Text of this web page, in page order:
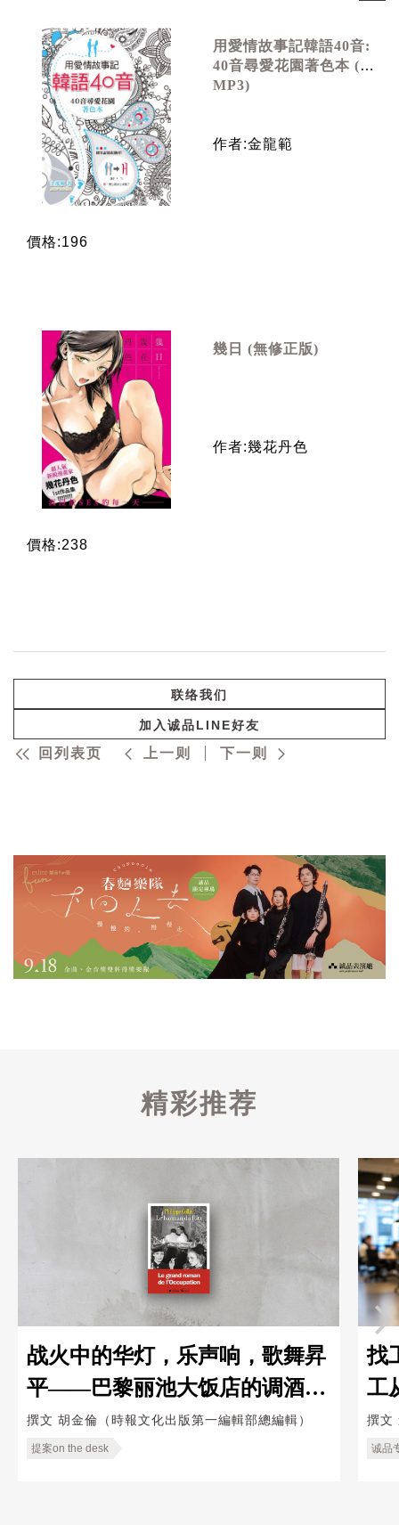
用愛情故事記韓語40音:
40音尋愛花園著色本 (附
MP3)
作者:金龍範
價格:196
幾日 (無修正版)
作者:幾花丹色
價格:238
联络我们
加入诚品LINE好友
回列表页 上一则 下一则
精彩推荐
战火中的华灯，乐声响，歌舞昇
平——巴黎丽池大饭店的调酒师
Le Barman du Ritz
撰文 胡金倫（時報文化出版第一編輯部總編輯）
提案on the desk
找
工
造
撰文
诚品